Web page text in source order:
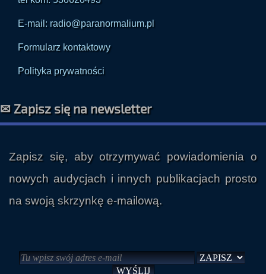
tel kom. 530620493
E-mail: radio@paranormalium.pl
Formularz kontaktowy
Polityka prywatności
✉ Zapisz się na newsletter
Zapisz się, aby otrzymywać powiadomienia o
nowych audycjach i innych publikacjach prosto
na swoją skrzynkę e-mailową.